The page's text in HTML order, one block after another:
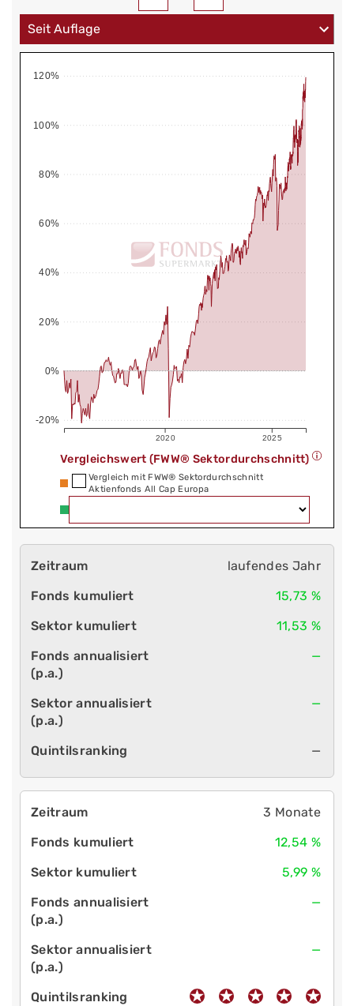
2020 2025
-20%
0%
20%
40%
60%
80%
100%
120%
Vergleichswert (FWW® Sektordurchschnitt)
Vergleich mit FWW® Sektordurchschnitt
Aktienfonds All Cap Europa
laufendes Jahr
15,73 %
11,53 %
—
—
—
3 Monate
12,54 %
5,99 %
—
—